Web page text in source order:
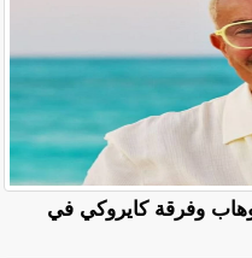
وفرقة كايروكي في